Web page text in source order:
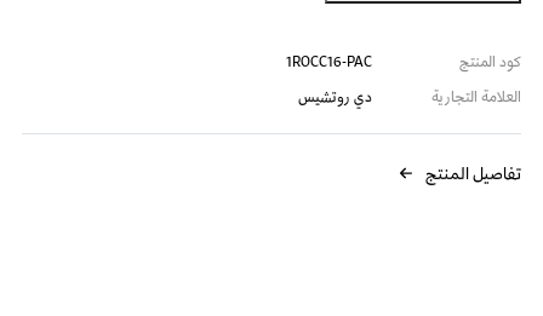
كود المنتج
1ROCC16-PAC
العلامة التجارية
دي روتشيس
تفاصيل المنتج